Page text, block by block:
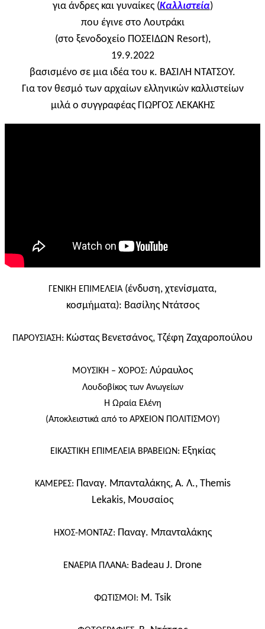
για άνδρες και γυναίκες (Καλλιστεία)
που έγινε στο Λουτράκι
(στο ξενοδοχείο ΠΟΣΕΙΔΩΝ Resort),
19.9.2022
βασισμένο σε μια ιδέα του κ. ΒΑΣΙΛΗ ΝΤΑΤΣΟΥ.
Για τον θεσμό των αρχαίων ελληνικών καλλιστείων
μιλά ο συγγραφέας ΓΙΩΡΓΟΣ ΛΕΚΑΚΗΣ
ΓΕΝΙΚΗ ΕΠΙΜΕΛΕΙΑ (ένδυση, χτενίσματα,
κοσμήματα): Βασίλης Ντάτσος
ΠΑΡΟΥΣΙΑΣΗ: Κώστας Βενετσάνος, Τζέφη Ζαχαροπούλου
ΜΟΥΣΙΚΗ – ΧΟΡΟΣ: Λύραυλος
Λουδοβίκος των Ανωγείων
Η Ωραία Ελένη
(Αποκλειστικά από το ΑΡΧΕΙΟΝ ΠΟΛΙΤΙΣΜΟΥ)
ΕΙΚΑΣΤΙΚΗ ΕΠΙΜΕΛΕΙΑ ΒΡΑΒΕΙΩΝ: Εξηκίας
ΚΑΜΕΡΕΣ: Παναγ. Μπανταλάκης, Α. Λ., Themis
Lekakis, Μουσαίος
ΗΧΟΣ-ΜΟΝΤΑΖ: Παναγ. Μπανταλάκης
ΕΝΑΕΡΙΑ ΠΛΑΝΑ: Badeau J. Drone
ΦΩΤΙΣΜΟΙ: M. Tsik